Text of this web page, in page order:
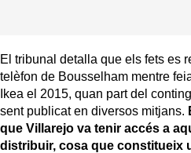
El tribunal detalla que els fets es
telèfon de Bousselham mentre
Ikea el 2015, quan part del
sent publicat en diversos mitjans.
que Villarejo va tenir accés a
distribuir, cosa que constitueix